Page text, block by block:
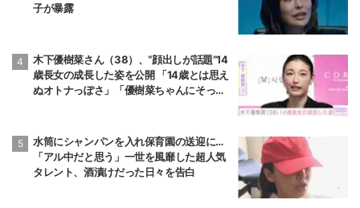
子が暴露
木下優樹菜さん（38）、“顔出しが話題”14
歳長女の成長した姿を公開 「14歳とは思え
ぬオトナっぽさ」「優樹菜ちゃんにそっく
水筒にシャンパンを入れ保育園の送迎に…
「アル中だと思う」一世を風靡した超人気
タレント、酒漬けだった日々を告白